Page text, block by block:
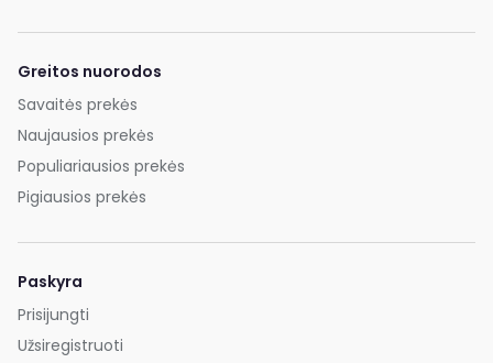
Greitos nuorodos
Savaitės prekės
Naujausios prekės
Populiariausios prekės
Pigiausios prekės
Paskyra
Prisijungti
Užsiregistruoti